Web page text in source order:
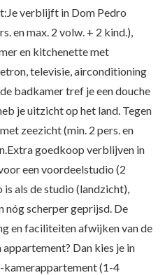
verblijft in Dom Pedro
en max. 2 volw. + 2 kind.),
en kitchenette met
televisie, airconditioning
badkamer tref je een douche
je uitzicht op het land. Tegen
zeezicht (min. 2 pers. en
goedkoop verblijven in
een voordeelstudio (2
als de studio (landzicht),
nóg scherper geprijsd. De
en faciliteiten afwijken van de
Dan kies je in
kamerappartement (1-4